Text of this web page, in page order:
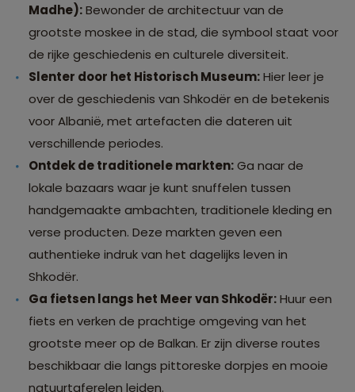
Madhe):Bewonder de architectuur van de
grootste moskee in de stad, die symbool staat voor
de rijke geschiedenis en culturele diversiteit.
Slenter door het Historisch Museum:Hier leer je
over de geschiedenis van Shkodër en de betekenis
voor Albanië, met artefacten die dateren uit
verschillende periodes.
Ontdek de traditionele markten:Ga naar de
lokale bazaars waar je kunt snuffelen tussen
handgemaakte ambachten, traditionele kleding en
verse producten. Deze markten geven een
authentieke indruk van het dagelijks leven in
Shkodër.
Ga fietsen langs het Meer van Shkodër:Huur een
fiets en verken de prachtige omgeving van het
grootste meer op de Balkan. Er zijn diverse routes
beschikbaar die langs pittoreske dorpjes en mooie
natuurtaferelen leiden.